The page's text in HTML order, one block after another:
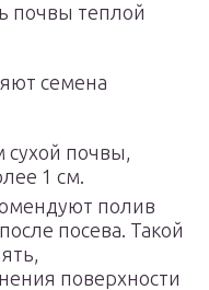
почвы теплой
семена
сухой почвы,
1 см.
полив
посева. Такой
поверхности